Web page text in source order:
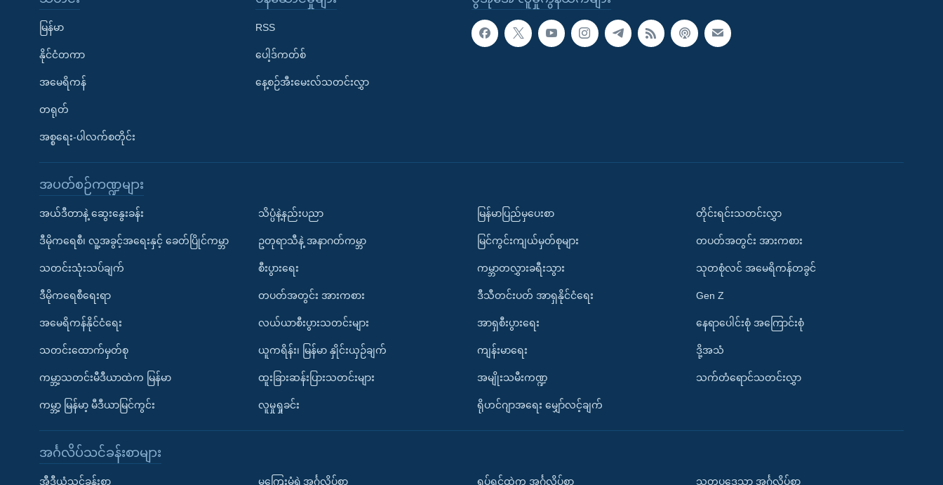
မြန်မာ
နိုင်ငံတကာ
အမေရိကန်
တရုတ်
အစ္စရေး-ပါလက်စတိုင်း
RSS
ပေါ့ဒ်ကတ်စ်
နေ့စဉ်အီးမေးလ်သတင်းလွှာ
အပတ်စဉ်ကဏ္ဍများ
အယ်ဒီတာနဲ့ ဆွေးနွေးခန်း
ဒီမိုကရေစီ၊ လူ့အခွင့်အရေးနှင့် ခေတ်ပြိုင်ကမ္ဘာ
သတင်းသုံးသပ်ချက်
ဒီမိုကရေစီရေးရာ
အမေရိကန်နိုင်ငံရေး
သတင်းထောက်မှတ်စု
ကမ္ဘာ့သတင်းမီဒီယာထဲက မြန်မာ
ကမ္ဘာ့ မြန်မာ့ မီဒီယာမြင်ကွင်း
သိပ္ပံနဲ့နည်းပညာ
ဥတုရာသီနဲ့ အနာဂတ်ကမ္ဘာ
စီးပွားရေး
တပတ်အတွင်း အားကစား
လယ်ယာစီးပွားသတင်းများ
ယူကရိန်း၊ မြန်မာ နှိုင်းယှဉ်ချက်
ထူးခြားဆန်းပြားသတင်းများ
လူမှုရှုခင်း
မြန်မာပြည်မှပေးစာ
မြင်ကွင်းကျယ်မှတ်စုများ
ကမ္ဘာတလွှားခရီးသွား
ဒီသီတင်းပတ် အာရှနိုင်ငံရေး
အာရှစီးပွားရေး
ကျန်းမာရေး
အမျိုးသမီးကဏ္ဍ
ရိုဟင်ဂျာအရေး မျှော်လင့်ချက်
တိုင်းရင်းသတင်းလွှာ
တပတ်အတွင်း အားကစား
သုတစုံလင် အမေရိကန်တခွင်
Gen Z
နေရာပေါင်းစုံ အကြောင်းစုံ
ဒို့အသံ
သက်တံရောင်သတင်းလွှာ
အင်္ဂလိပ်သင်ခန်းစာများ
အီဒီယံသင်ခန်းစာ မကြေးမုံရဲ့အင်္ဂလိပ်စာ ရုပ်ရှင်ထဲက အင်္ဂလိပ်စာ သုတပဒေသာ အင်္ဂလိပ်စာ